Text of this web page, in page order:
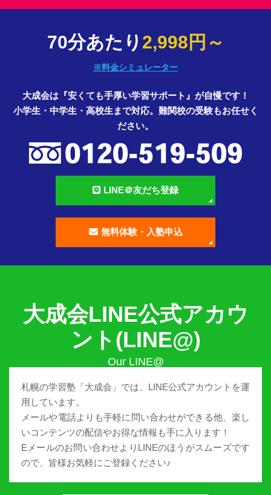
70分あたり 2,998円～
※料金シミュレーター
大成会は『安くても手厚い学習サポート』が自慢です！
小学生・中学生・高校生まで対応。難関校の受験もお任せく
ださい。
LINE＠友だち登録
無料体験・入塾申込
大成会LINE公式アカウ
ント(LINE@)
札幌の学習塾「大成会」では、LINE公式アカウントを運
用しています。
メールや電話よりも手軽に問い合わせができる他、楽し
いコンテンツの配信やお得な情報も手に入ります！
Eメールのお問い合わせよりLINEのほうがスムーズです
ので、皆様お気軽にご登録ください♪